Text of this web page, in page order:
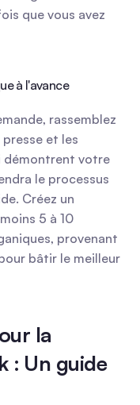
que vous avez
à l'avance
rassemblez
et les
démontrent votre
le processus
Créez un
5 à 10
provenant
bâtir le meilleur
la
: Un guide